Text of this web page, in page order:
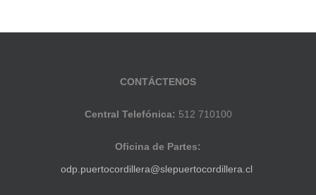
CONTÁCTENOS
Central Telefónica: 512 710100
Oficina de Partes:
odp.puertocordillera@slepuertocordillera.cl